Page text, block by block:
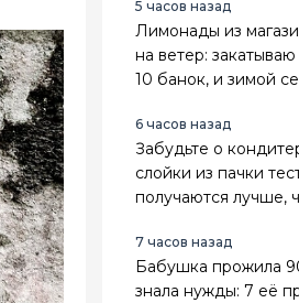
5 часов назад
Лимонады из
на ветер:
10 банок, и зимой
6 часов назад
Забудьте о
слойки из пачки
получаются лучше,
7 часов назад
Бабушка прожила
знала нужды: 7 её